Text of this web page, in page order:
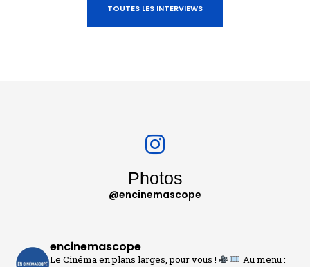
TOUTES LES INTERVIEWS
Photos
@encinemascope
encinemascope
Le Cinéma en plans larges, pour vous !
Au menu :